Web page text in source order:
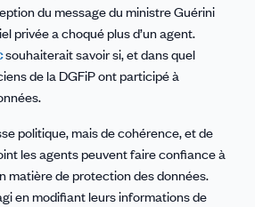
du message du ministre Guérini
privée a choqué plus d’un agent.
souhaiterait savoir si, et dans quel
de la DGFiP ont participé à
politique, mais de cohérence, et de
les agents peuvent faire confiance à
matière de protection des données.
en modifiant leurs informations de